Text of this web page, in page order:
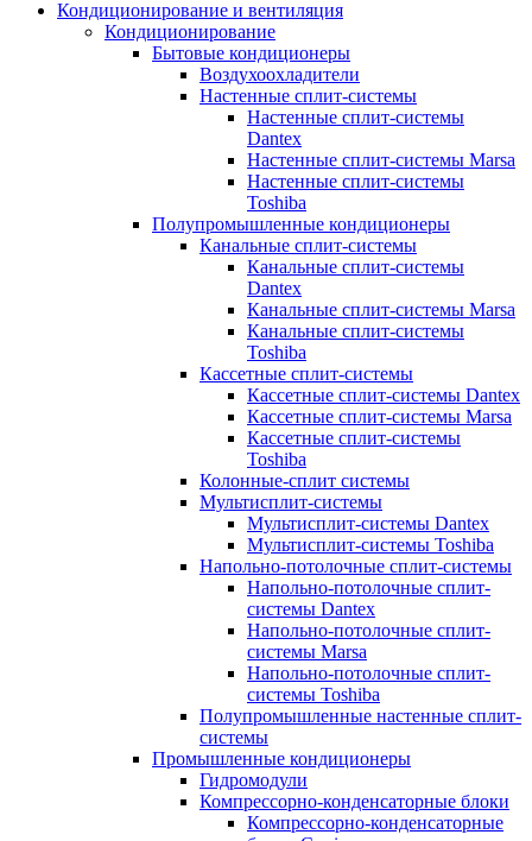
Кондиционирование и вентиляция
Кондиционирование
Бытовые кондиционеры
Воздухоохладители
Настенные сплит-системы
Настенные сплит-системы
Dantex
Настенные сплит-системы Marsa
Настенные сплит-системы
Toshiba
Полупромышленные кондиционеры
Канальные сплит-системы
Канальные сплит-системы
Dantex
Канальные сплит-системы Marsa
Канальные сплит-системы
Toshiba
Кассетные сплит-системы
Кассетные сплит-системы Dantex
Кассетные сплит-системы Marsa
Кассетные сплит-системы
Toshiba
Колонные-сплит системы
Мультисплит-системы
Мультисплит-системы Dantex
Мультисплит-системы Toshiba
Напольно-потолочные сплит-системы
Напольно-потолочные сплит-
системы Dantex
Напольно-потолочные сплит-
системы Marsa
Напольно-потолочные сплит-
системы Toshiba
Полупромышленные настенные сплит-
системы
Промышленные кондиционеры
Гидромодули
Компрессорно-конденсаторные блоки
Компрессорно-конденсаторные